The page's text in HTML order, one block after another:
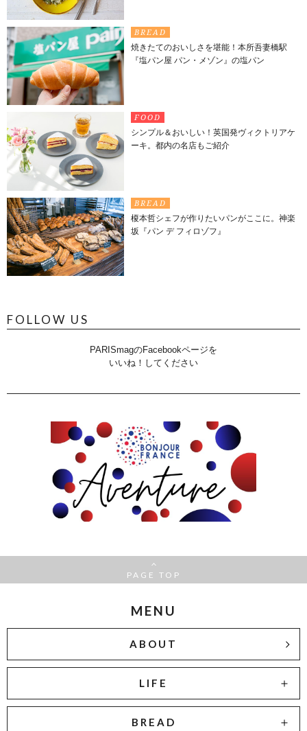
BREAD
焼きたてのおいしさを堪能！本所吾妻橋駅
『塩パン屋 パン・メゾン』の塩パン
FOOD
シンプル＆おいしい！英国発ヴィクトリアケ
ーキ。都内の名店もご紹介
BREAD
榎本哲シェフが作りたいパンがここに。神楽
坂『パン デ フィロゾフ』
FOLLOW US
PARISmagのFacebookページを
いいね！してください
PAGE TOP
MENU
ABOUT
LIFE
BREAD